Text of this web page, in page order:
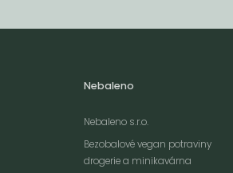
Nebaleno
Nebaleno s.r.o.
Bezobalové vegan potraviny
drogerie a minikavárna